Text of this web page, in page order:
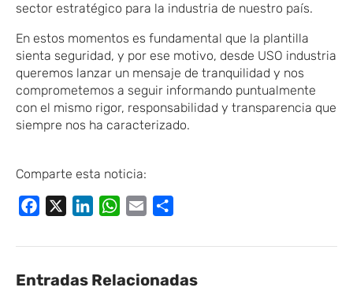
sector estratégico para la industria de nuestro país.
En estos momentos es fundamental que la plantilla
sienta seguridad, y por ese motivo, desde USO industria
queremos lanzar un mensaje de tranquilidad y nos
comprometemos a seguir informando puntualmente
con el mismo rigor, responsabilidad y transparencia que
siempre nos ha caracterizado.
Comparte esta noticia:
Facebook LinkedInWhatsApp
Email
Entradas Relacionadas